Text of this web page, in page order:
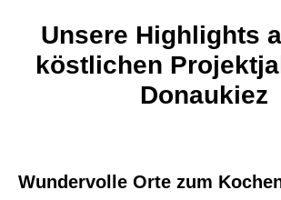
Unsere Highlights
köstlichen
Donaukiez
Wundervolle Orte zum